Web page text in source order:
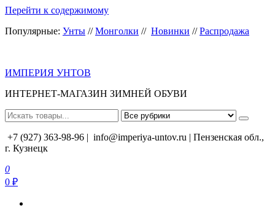
Перейти к содержимому
Популярные: Унты //Монголки // Новинки //Распродажа
ИМПЕРИЯ УНТОВ
ИНТЕРНЕТ-МАГАЗИН ЗИМНЕЙ ОБУВИ
+7 (927) 363-98-96 | info@imperiya-untov.ru | Пензенская обл.,
г. Кузнецк
0
0 ₽